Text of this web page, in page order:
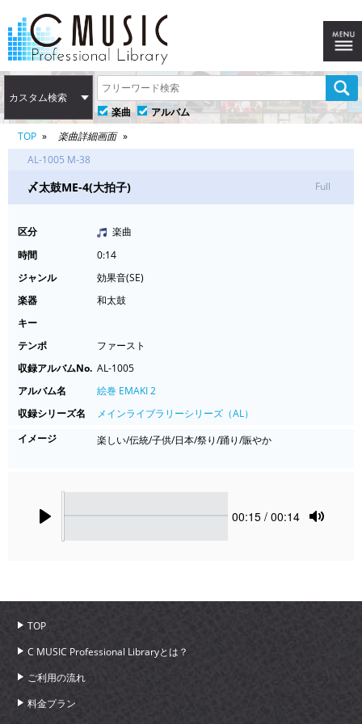
カスタム検索
楽曲
アルバム
TOP
楽曲詳細画面
AL-1005 M-38
〆太鼓ME-4(大拍子) Full
区分
楽曲
時間
0:14
ジャンル
効果音(SE)
楽器
和太鼓
キー
テンポ
ファースト
収録アルバムNo. AL-1005
アルバム名
絵巻 EMAKI 2
収録シリーズ名
メインライブラリーシリーズ（AL）
イメージ
楽しい/伝統/子供/日本/祭り/踊り/賑やか
Current
00:15 / 00:14
TOP
C MUSIC Professional Libraryとは？
ご利用の流れ
料金プラン